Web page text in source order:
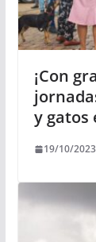
¡Con
y gatos
19/10/2023